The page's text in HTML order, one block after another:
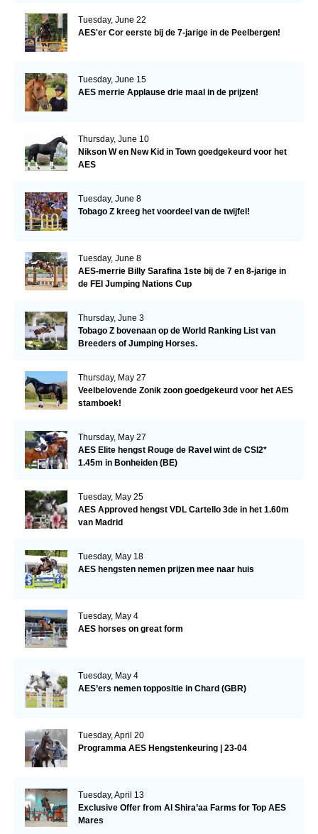
Tuesday, June 22
AES'er Cor eerste bij de 7-jarige in de Peelbergen!
Tuesday, June 15
AES merrie Applause drie maal in de prijzen!
Thursday, June 10
Nikson W en New Kid in Town goedgekeurd voor het
AES
Tuesday, June 8
Tobago Z kreeg het voordeel van de twijfel!
Tuesday, June 8
AES-merrie Billy Sarafina 1ste bij de 7 en 8-jarige in
de FEI Jumping Nations Cup
Thursday, June 3
Tobago Z bovenaan op de World Ranking List van
Breeders of Jumping Horses.
Thursday, May 27
Veelbelovende Zonik zoon goedgekeurd voor het AES
stamboek!
Thursday, May 27
AES Elite hengst Rouge de Ravel wint de CSI2*
1.45m in Bonheiden (BE)
Tuesday, May 25
AES Approved hengst VDL Cartello 3de in het 1.60m
van Madrid
Tuesday, May 18
AES hengsten nemen prijzen mee naar huis
Tuesday, May 4
AES horses on great form
Tuesday, May 4
AES’ers nemen toppositie in Chard (GBR)
Tuesday, April 20
Programma AES Hengstenkeuring | 23-04
Tuesday, April 13
Exclusive Offer from Al Shira’aa Farms for Top AES
Mares